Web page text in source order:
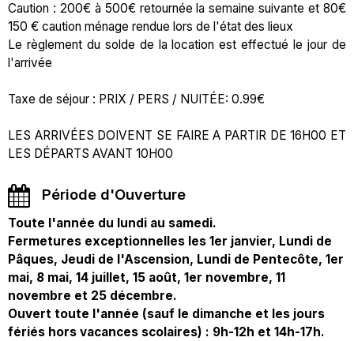
Caution : 200€ à 500€ retournée la semaine suivante et 80€
150 € caution ménage rendue lors de l'état des lieux
Le règlement du solde de la location est effectué le jour de
l'arrivée
Taxe de séjour : PRIX / PERS / NUITÉE: 0.99€
LES ARRIVÉES DOIVENT SE FAIRE A PARTIR DE 16H00 ET
LES DÉPARTS AVANT 10H00
Période d'Ouverture
Toute l'année du lundi au samedi.
Fermetures exceptionnelles les 1er janvier, Lundi de
Pâques, Jeudi de l'Ascension, Lundi de Pentecôte, 1er
mai, 8 mai, 14 juillet, 15 août, 1er novembre, 11
novembre et 25 décembre.
Ouvert toute l'année (sauf le dimanche et les jours
fériés hors vacances scolaires) : 9h-12h et 14h-17h.